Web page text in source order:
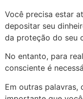
Você precisa estar
depositar seu
da proteção do seu
No entanto, para
consciente é
Em outras palavras,